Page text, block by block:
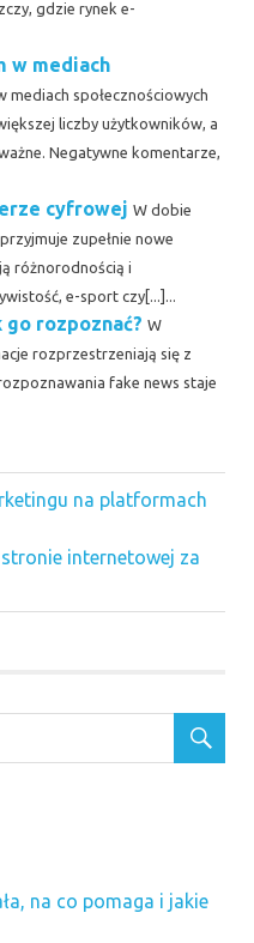
gdzie rynek e-
w mediach
mediach społecznościowych
liczby użytkowników, a
Negatywne komentarze,
cyfrowej W dobie
zupełnie nowe
różnorodnością i
e-sport czy[...]...
go rozpoznać? W
rozprzestrzeniają się z
fake news staje
na platformach
internetowej za
na co pomaga i jakie